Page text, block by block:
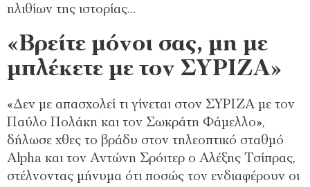
ηλιθίων της ιστορίας…
«Βρείτε μόνοι σας, μη με
μπλέκετε με τον ΣΥΡΙΖΑ»
«Δεν με απασχολεί τι γίνεται στον ΣΥΡΙΖΑ με τον
Παύλο Πολάκη και τον Σωκράτη Φάμελλο»,
δήλωσε χθες το βράδυ στον τηλεοπτικό σταθμό
Alpha και τον Αντώνη Σρόιτερ ο Αλέξης Τσίπρας,
στέλνοντας μήνυμα ότι ποσώς τον ενδιαφέρουν οι